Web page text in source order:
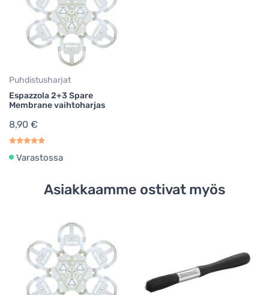
Puhdistusharjat
Espazzola 2+3 Spare
Membrane vaihtoharjas
8,90 €
Varastossa
Asiakkaamme ostivat myös